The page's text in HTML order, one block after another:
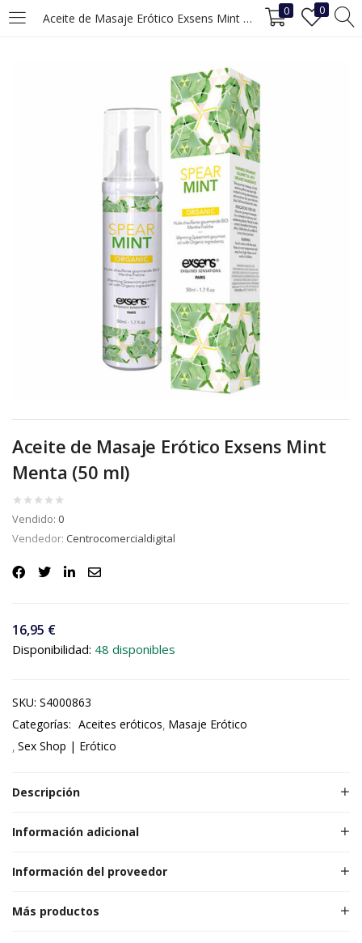
Aceite de Masaje Erótico Exsens Mint Menta (50 ml) 0 0
INICIAR SESIÓN REGISTRO
Ingrese su nombre de usuario y contraseña para iniciar sesión.
Iniciar Sesión
¿Ha perdido la contraseña?
Aceite de Masaje Erótico Exsens Mint
Menta (50 ml)
Vendido: 0
Vendedor: Centrocomercialdigital
16,95 €
Disponibilidad: 48 disponibles
SKU: S4000863
Categorías: Aceites eróticos Masaje Erótico
Sex Shop | Erótico
Descripción
Información adicional
Información del proveedor
Más productos